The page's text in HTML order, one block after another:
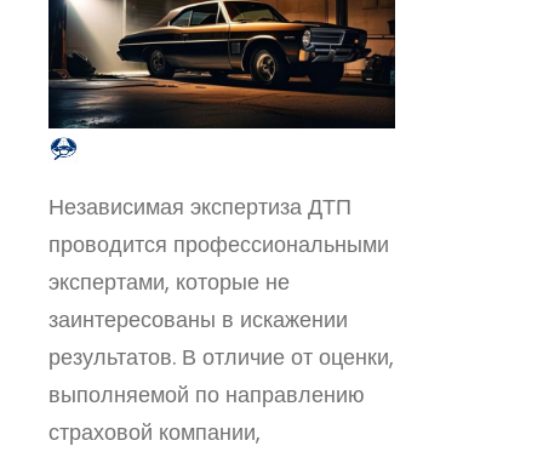
Независимая экспертиза ДТП
проводится профессиональными
экспертами, которые не
заинтересованы в искажении
результатов. В отличие от оценки,
выполняемой по направлению
страховой компании,